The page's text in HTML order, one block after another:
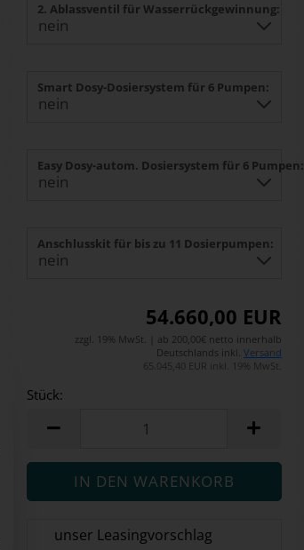
2. Ablassventil für Wasserrückgewinnung:
Smart Dosy-Dosiersystem für 6 Pumpen:
Easy Dosy-autom. Dosiersystem für 6 Pumpen:
Anschlusskit für bis zu 11 Dosierpumpen:
54.660,00 EUR
zzgl. 19% MwSt. | ab 200,00€ netto innerhalb
Deutschlands inkl. Versand
65.045,40 EUR inkl. 19% MwSt.
Stück:
Stück
unser Leasingvorschlag